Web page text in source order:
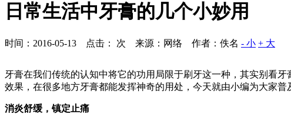
日常生活中牙膏的几个小妙用
时间：2016-05-13 点击： 次 来源：网络 作者：佚名 - 小 + 大
牙膏在我们传统的认知中将它的功用局限于刷牙这一种，其实别看
效果，在很多地方牙膏都能发挥神奇的用处，今天就由小编为大家普
消炎舒缓，镇定止痛